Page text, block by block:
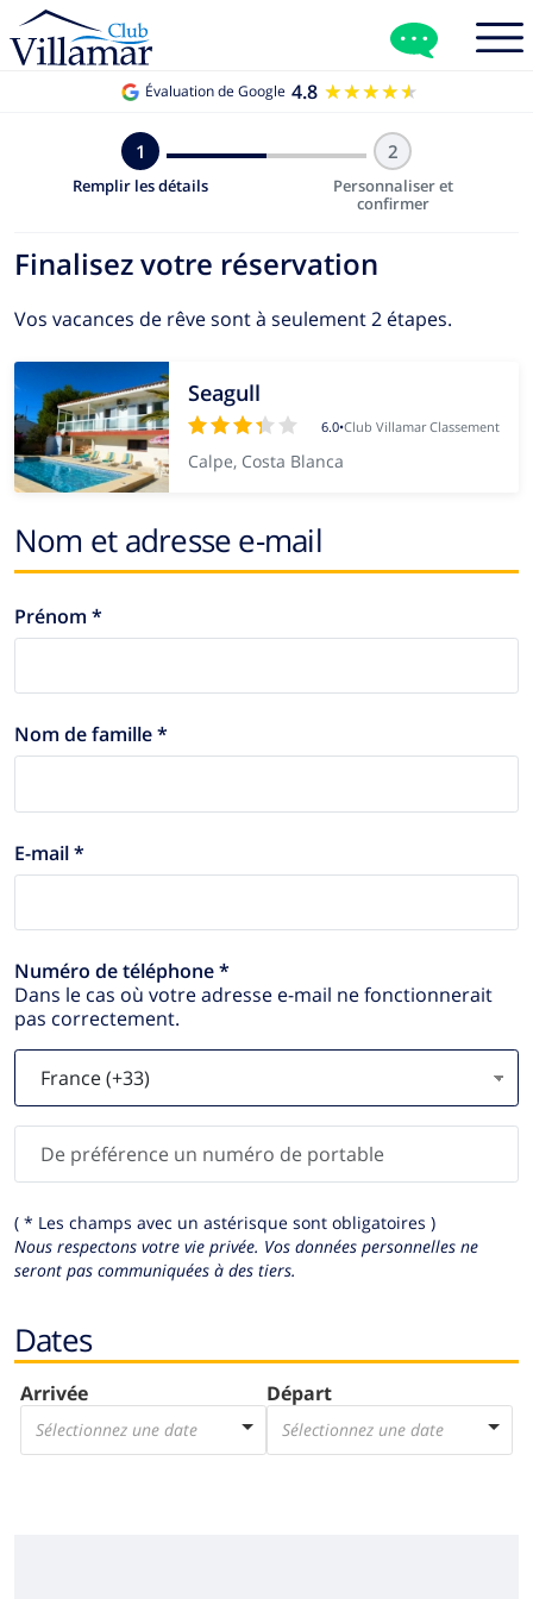
Évaluation de Google 4.8 ★★★★★
★★★★★
1
Remplir les détails
2
Personnaliser et
confirmer
Finalisez votre réservation
Vos vacances de rêve sont à seulement 2 étapes.
Seagull
6.0•Club Villamar Classement
Calpe, Costa Blanca
Nom et adresse e-mail
Prénom *
Nom de famille *
E-mail *
Numéro de téléphone *
Dans le cas où votre adresse e-mail ne fonctionnerait
pas correctement.
( * Les champs avec un astérisque sont obligatoires )
Nous respectons votre vie privée. Vos données personnelles ne
seront pas communiquées à des tiers.
Dates
Arrivée
Sélectionnez une date
Départ
Sélectionnez une date